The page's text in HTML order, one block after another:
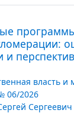
и
власть и
06/2026
Сергеевич